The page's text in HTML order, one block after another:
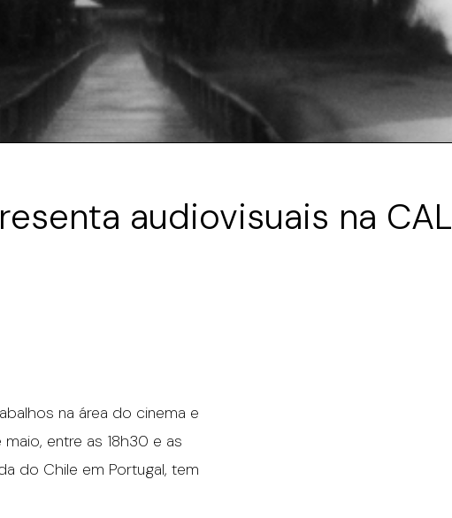
audiovisuais na CAL
na área do cinema e
entre as 18h30 e as
do Chile em Portugal, tem